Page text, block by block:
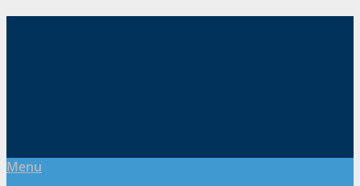
Menu